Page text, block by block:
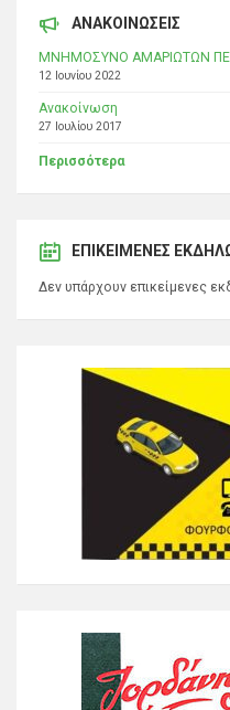
ΑΝΑΚΟΙΝΩΣΕΙΣ
ΜΝΗΜΟΣΥΝΟ ΑΜΑΡΙΩΤΩΝ
12 Ιουνίου 2022
Ανακοίνωση
27 Ιουλίου 2017
Περισσότερα
ΕΠΙΚΕΊΜΕΝΕΣ
Δεν υπάρχουν επικείμενες